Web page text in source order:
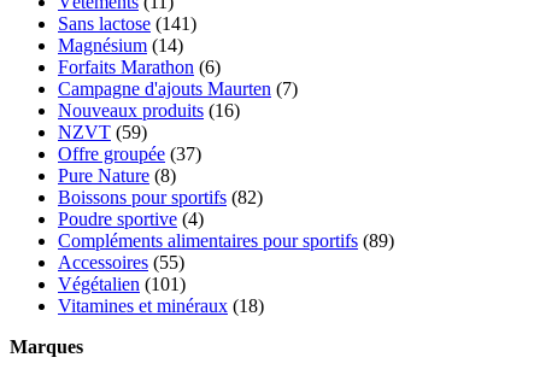
Sans lactose (141)
Magnésium (14)
Forfaits Marathon (6)
Campagne d'ajouts Maurten (7)
Nouveaux produits (16)
NZVT (59)
Offre groupée (37)
Pure Nature (8)
Boissons pour sportifs (82)
Poudre sportive (4)
Compléments alimentaires pour sportifs (89)
Accessoires (55)
Végétalien (101)
Vitamines et minéraux (18)
Marques